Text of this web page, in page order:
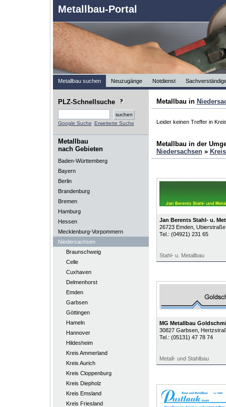
Metallbau-Portal
Metallbau suchen Neuzugänge Notdienst
PLZ-Schnellsuche
Google Suche Erweiterte Suche
Metallbau
nach Gebieten
Baden-Württemberg
Bayern
Berlin
Brandenburg
Bremen
Hamburg
Hessen
Mecklenburg-Vorpommern
Niedersachsen
Braunschweig
Celle
Cuxhaven
Delmenhorst
Emden
Garbsen
Göttingen
Hameln
Hannover
Hildesheim
Kreis Ammerland
Kreis Aurich
Kreis Cloppenburg
Kreis Diepholz
Kreis Emsland
Kreis Friesland
Metallbau in
Leider keinen Treffer in
Metallbau in der
Niedersachsen»
Jan Berents Stahl- u.
26723 Emden, Ubierstraße
Tel.: (04921) 231 65
Stahl- u. Metallbau
MG Metallbau
30827 Garbsen,
Tel.: (05131) 47 78 74
Metall- und Stahlbau